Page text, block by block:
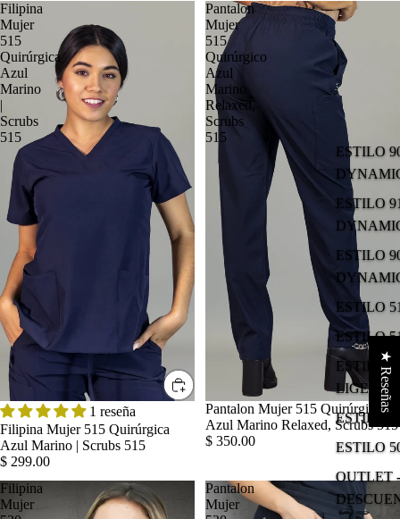
ESTILO
ESTILO
ESTILO
ESTILO
ESTILO
ESTILO
LIGERO
ESTILO
ESTILO
OUTLET
Filipina
Mujer
515
Quirúrgica
Azul
Marino
|
Scrubs
515
1 reseña
Filipina Mujer 515 Quirúrgica
Azul Marino | Scrubs 515
$ 299.00
Pantalon
Mujer
515
Quirúrgico
Azul
Marino
Relaxed,
Scrubs
515
Pantalon Mujer 515 Quirúrgico
Azul Marino Relaxed, Scrubs 515
$ 350.00
Filipina
Mujer
Pantalon
Mujer
★ Reseñas